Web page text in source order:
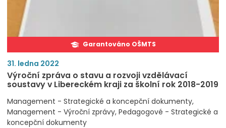
Garantováno OŠMTS
31. ledna 2022
Výroční zpráva o stavu a rozvoji vzdělávací
soustavy v Libereckém kraji za školní rok 2018-2019
Management - Strategické a koncepční dokumenty
Management - Výroční zprávy Pedagogové - Strategické a
koncepční dokumenty